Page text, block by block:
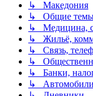
↳ Македония
↳ Общие
↳ Медицина,
↳ Жильё,
↳ Связь,
↳
↳ Банки,
↳